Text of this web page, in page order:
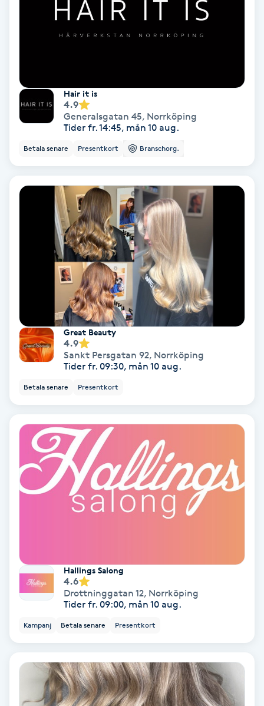
Pensionärklippning
Permanent hårborttagning
Personlig tränare
Pigmentbehandling
Pigmentfläckar
Power Yoga
PRP (Platelet Rich Plasma)
Rakning
Reflexologi
Hair it is
4.9
Generalsgatan 45, Norrköping
Tider fr. 14:45, mån 10 aug.
Betala senare Presentkort Branschorg.
Great Beauty
4.9
Sankt Persgatan 92, Norrköping
Tider fr. 09:30, mån 10 aug.
Betala senare Presentkort
Hallings Salong
4.6
Drottninggatan 12, Norrköping
Tider fr. 09:00, mån 10 aug.
Kampanj Betala senare Presentkort